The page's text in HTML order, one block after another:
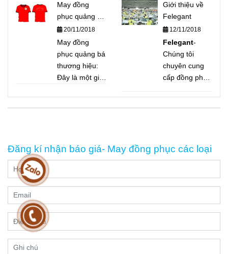
nhất để tham
khảo.
số mẫu điển
hình và thông
dụng bên dưới,
để quý khách
tiện tham khảo
May đồng
phục quảng bá
thương hiệu
20/11/2018
May đồng
phục quảng bá
thương hiệu:
Đây là một giải
hiệu nhanh
chóng và phủ
Giới thiệu về
Felegant
12/11/2018
Felegant-
Chúng tôi
chuyên cung
cấp đồng phục
Tư vấn, may
mẫu hoàn toàn
nghiệm may
sẽ cung cấp
cho bạn giải
Đăng kí nhận báo giá- May đồng phục các loại